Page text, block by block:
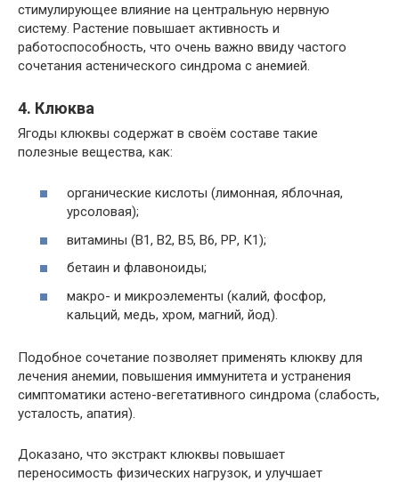
стимулирующее влияние на центральную нервную
систему. Растение повышает активность и
работоспособность, что очень важно ввиду частого
сочетания астенического синдрома с анемией.
4. Клюква
Ягоды клюквы содержат в своём составе такие
полезные вещества, как:
органические кислоты (лимонная, яблочная,
урсоловая);
витамины (В1, В2, В5, В6, РР, К1);
бетаин и флавоноиды;
макро- и микроэлементы (калий, фосфор,
кальций, медь, хром, магний, йод).
Подобное сочетание позволяет применять клюкву для
лечения анемии, повышения иммунитета и устранения
симптоматики астено-вегетативного синдрома (слабость,
усталость, апатия).
Доказано, что экстракт клюквы повышает
переносимость физических нагрузок, и улучшает